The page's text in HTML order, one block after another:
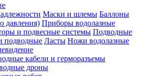
Маски и шлемы Баллоны
давления) Приборы водолазные
и подвесные системы Подводные
подводные Ласты Ножи водолазные
кабели и герморазъемы
дроны